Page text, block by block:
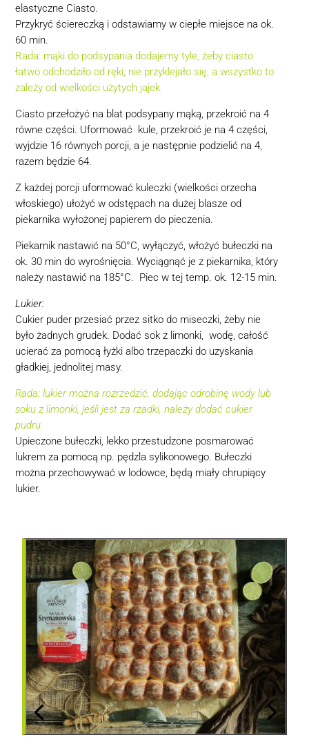
elastyczne Ciasto.
Przykryć ściereczką i odstawiamy w ciepłe miejsce na ok.
60 min.
Rada: mąki do podsypania dodajemy tyle, żeby ciasto
łatwo odchodziło od ręki, nie przyklejało się, a wszystko to
zależy od wielkości użytych jajek.
Ciasto przełożyć na blat podsypany mąką, przekroić na 4
równe części. Uformować kule, przekroić je na 4 części,
wyjdzie 16 równych porcji, a je następnie podzielić na 4,
razem będzie 64.
Z każdej porcji uformować kuleczki (wielkości orzecha
włoskiego) ułożyć w odstępach na dużej blasze od
piekarnika wyłożonej papierem do pieczenia.
Piekarnik nastawić na 50°C, wyłączyć, włożyć bułeczki na
ok. 30 min do wyrośnięcia. Wyciągnąć je z piekarnika, który
należy nastawić na 185°C. Piec w tej temp. ok. 12-15 min.
Lukier:
Cukier puder przesiać przez sitko do miseczki, żeby nie
było żadnych grudek. Dodać sok z limonki, wodę, całość
ucierać za pomocą łyżki albo trzepaczki do uzyskania
gładkiej, jednolitej masy.
Rada: lukier można rozrzedzić, dodając odrobinę wody lub
soku z limonki, jeśli jest za rzadki, należy dodać cukier
pudru.
Upieczone bułeczki, lekko przestudzone posmarować
lukrem za pomocą np. pędzla sylikonowego. Bułeczki
można przechowywać w lodowce, będą miały chrupiący
lukier.